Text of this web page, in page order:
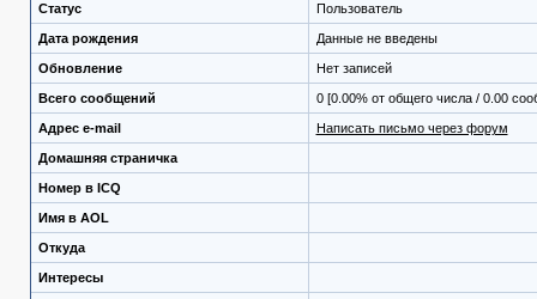
Статус Пользователь
Дата рождения Данные не введены
Обновление Нет записей
Всего сообщений 0 [0.00% от общего числа / 0.00
Адрес e-mail Написать письмо через форум
Домашняя страничка
Номер в ICQ
Имя в AOL
Откуда
Интересы